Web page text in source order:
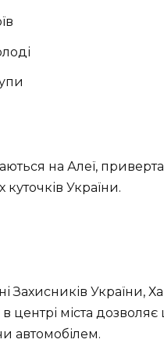
на Алеї,
України.
України,
центрі міста
автомобілем.